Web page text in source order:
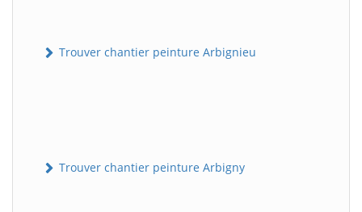
Trouver chantier peinture Arbignieu
Trouver chantier peinture Arbigny